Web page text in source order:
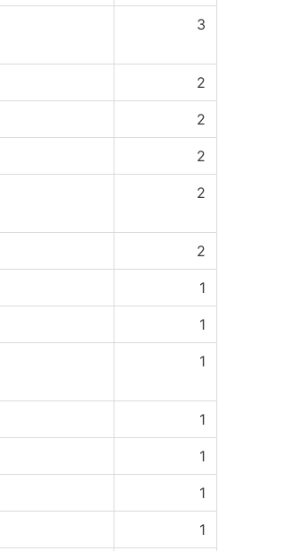
3
2
2
2
2
2
1
1
1
1
1
1
1